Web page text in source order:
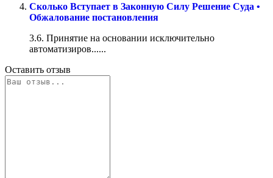
Сколько Вступает в Законную Силу Решение Суда •
Обжалование постановления
3.6. Принятие на основании исключительно
автоматизиров......
Оставить отзыв